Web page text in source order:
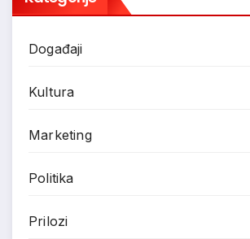
Događaji
Kultura
Marketing
Politika
Prilozi